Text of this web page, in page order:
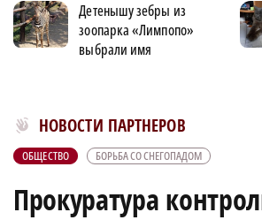
Детенышу зебры из
зоопарка «Лимпопо»
выбрали имя
НОВОСТИ ПАРТНЕРОВ
Новости МирТесен
ОБЩЕСТВО БОРЬБА СО СНЕГОПАДОМ
Прокуратура